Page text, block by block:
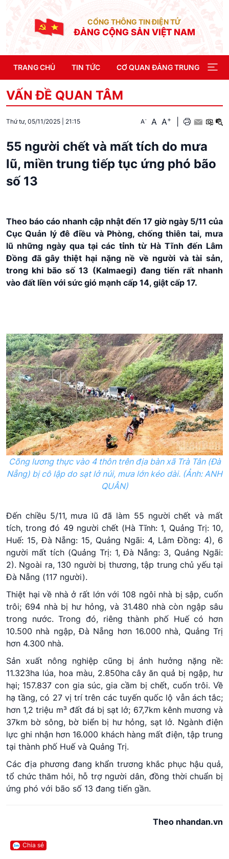
CỔNG THÔNG TIN ĐIỆN TỬ
ĐẢNG CỘNG SẢN VIỆT NAM
TRANG CHỦ TIN TỨC CƠ QUAN ĐẢNG TRUNG ƯƠNG
VẤN ĐỀ QUAN TÂM
Thứ tư, 05/11/2025 21:15 A- A A+
55 người chết và mất tích do mưa
lũ, miền trung tiếp tục ứng phó bão
số 13
Theo báo cáo nhanh cập nhật đến 17 giờ ngày 5/11 của
Cục Quản lý đê điều và Phòng, chống thiên tai, mưa
lũ những ngày qua tại các tỉnh từ Hà Tĩnh đến Lâm
Đồng đã gây thiệt hại nặng nề về người và tài sản,
trong khi bão số 13 (Kalmaegi) đang tiến rất nhanh
vào đất liền với sức gió mạnh cấp 14, giật cấp 17.
Cõng lương thực vào 4 thôn trên địa bàn xã Trà Tân (Đà
Nẵng) bị cô lập do sạt lở núi, mưa lớn kéo dài. (Ảnh: ANH
QUÂN)
Đến chiều 5/11, mưa lũđã làm 55 người chết và mất
tích, trong đó 49 người chết (Hà Tĩnh: 1, Quảng Trị: 10,
Huế: 15, Đà Nẵng: 15, Quảng Ngãi: 4, Lâm Đồng: 4), 6
người mất tích (Quảng Trị: 1, Đà Nẵng: 3, Quảng Ngãi:
2). Ngoài ra, 130 người bị thương, tập trung chủ yếu tại
Đà Nẵng (117 người).
Thiệt hại về nhà ở rất lớn với 108 ngôi nhà bị sập, cuốn
trôi; 694 nhà bị hư hỏng, và 31.480 nhà còn ngập sâu
trong nước. Trong đó, riêng thành phố Huế có hơn
10.500 nhà ngập, Đà Nẵng hơn 16.000 nhà, Quảng Trị
hơn 4.300 nhà.
Sản xuất nông nghiệp cũng bị ảnh hưởng nặng nề:
11.323ha lúa, hoa màu, 2.850ha cây ăn quả bị ngập, hư
hại; 157.837 con gia súc, gia cầm bị chết, cuốn trôi. Về
hạ tầng, có 27 vị trí trên các tuyến quốc lộ vẫn ách tắc;
hơn 1,2 triệu m³ đất đá bị sạt lở; 67,7km kênh mương và
37km bờ sông, bờ biển bị hư hỏng, sạt lở. Ngành điện
lực ghi nhận hơn 16.000 khách hàng mất điện, tập trung
tại thành phố Huế và Quảng Trị.
Các địa phương đang khẩn trương khắc phục hậu quả,
tổ chức thăm hỏi, hỗ trợ người dân, đồng thời chuẩn bị
ứng phó với bão số 13 đang tiến gần.
Theo nhandan.vn
Chia sẻ